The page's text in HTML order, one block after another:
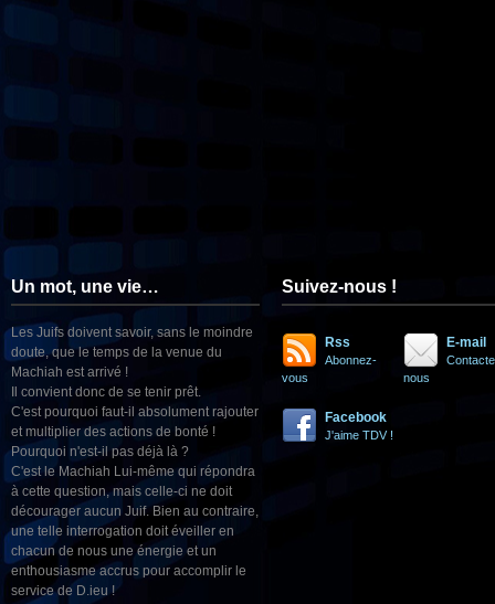
Un mot, une vie…
Les Juifs doivent savoir, sans le moindre
doute, que le temps de la venue du
Machiah est arrivé !
Il convient donc de se tenir prêt.
C'est pourquoi faut-il absolument rajouter
et multiplier des actions de bonté !
Pourquoi n'est-il pas déjà là ?
C'est le Machiah Lui-même qui répondra
à cette question, mais celle-ci ne doit
décourager aucun Juif. Bien au contraire,
une telle interrogation doit éveiller en
chacun de nous une énergie et un
enthousiasme accrus pour accomplir le
service de D.ieu !
Suivez-nous !
Rss
Abonnez-
vous
E-mail
nous
Facebook
J'aime TDV !